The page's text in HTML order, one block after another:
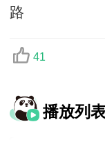
路
41
播放列